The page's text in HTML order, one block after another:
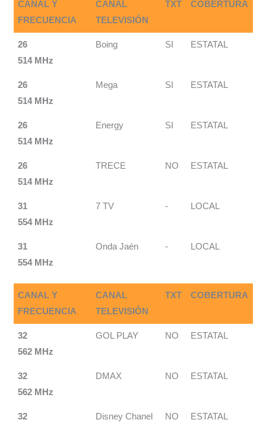
CANAL Y
FRECUENCIA
CANAL
TELEVISIÓN
TXT COBERTURA
26
514 MHz
Boing SI ESTATAL
26
514 MHz
Mega SI ESTATAL
26
514 MHz
Energy SI ESTATAL
26
514 MHz
TRECE NO ESTATAL
31
554 MHz
7 TV - LOCAL
31
554 MHz
Onda Jaén - LOCAL
CANAL Y
FRECUENCIA
CANAL
TELEVISIÓN
TXT COBERTURA
32
562 MHz
GOL PLAY NO ESTATAL
32
562 MHz
DMAX NO ESTATAL
32 Disney Chanel NO ESTATAL